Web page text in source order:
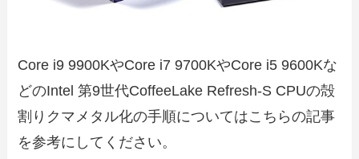
Core i9 9900KやCore i7 9700KやCore i5 9600Kな
どのIntel 第9世代CoffeeLake Refresh-S CPUの殻
割りクマメタル化の手順についてはこちらの記事
を参考にしてください。